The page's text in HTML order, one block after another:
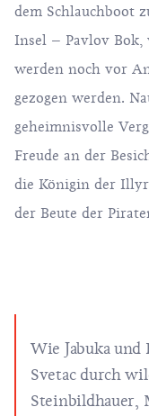
dem Schlauchboot
Insel – Pavlov Bok,
werden noch vor
gezogen werden.
geheimnisvolle
Freude an der
die Königin der
der Beute der
Wie Jabuka
Svetac durch
Steinbildhauer,